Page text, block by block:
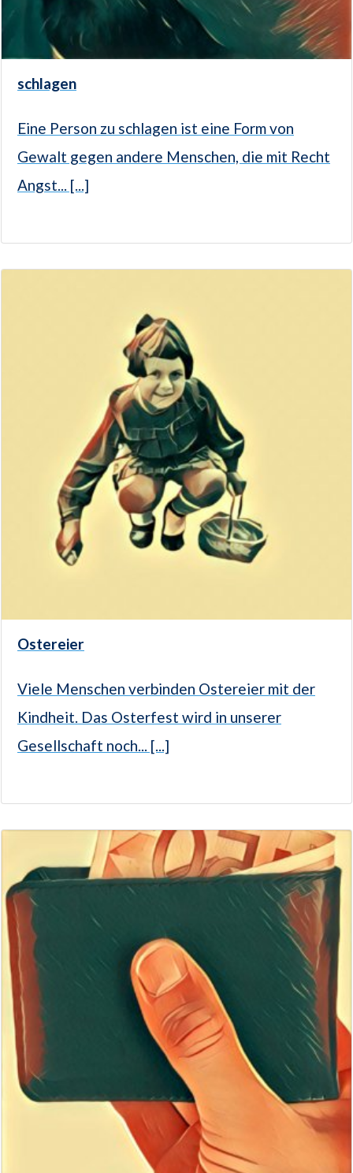
schlagen
Eine Person zu schlagen ist eine Form von
Gewalt gegen andere Menschen, die mit Recht
Angst... [...]
Ostereier
Viele Menschen verbinden Ostereier mit der
Kindheit. Das Osterfest wird in unserer
Gesellschaft noch... [...]